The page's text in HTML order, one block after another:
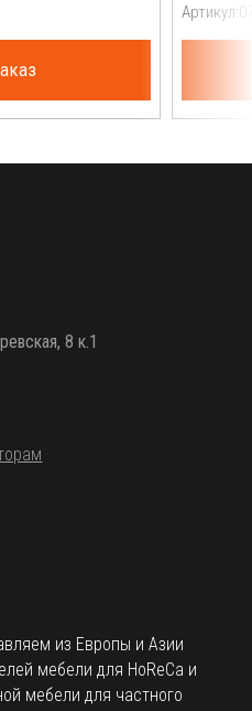
Артикул:
из Европы и Азии
мебели для HoReCa и
мебели для частного
8 к.1